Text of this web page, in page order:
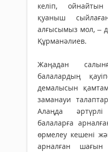
келіп,
қуаныш
алғысымыз мол, –
Құрманәлиев.
Жаңадан
балалардың
демалысын
заманауи
Алаңда
балаларға
өрмелеу кешені
арналған шағын